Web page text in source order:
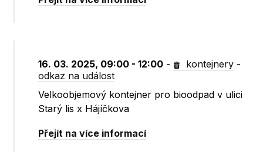
16. 03. 2025, 09:00 - 12:00 - kontejnery -
odkaz na událost
Velkoobjemový kontejner pro bioodpad v ulici
Starý lis x Hájíčkova
Přejít na více informací